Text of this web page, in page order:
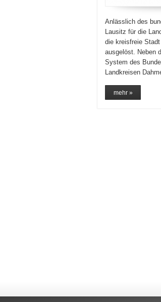
Anlässlich des
Lausitz für die
die kreisfreie
ausgelöst. Neben
System des
Landkreisen
mehr »